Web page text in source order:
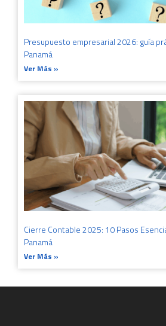
Presupuesto empresarial 2026: guía
Panamá
Ver Más »
Cierre Contable 2025: 10 Pasos
Panamá
Ver Más »